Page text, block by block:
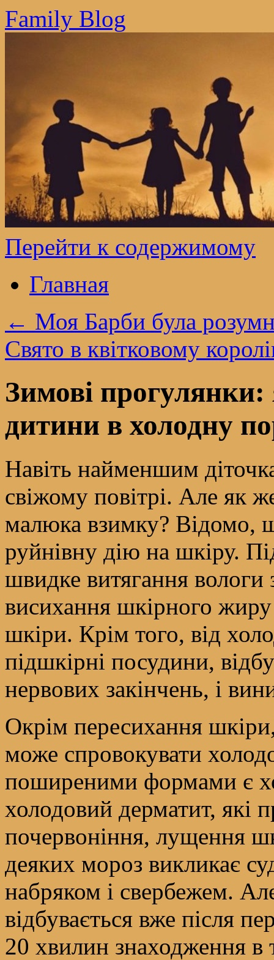
Family Blog
Перейти к содержимому
Главная
← Моя Барби була
Свято в квітковому
Зимові
дитини в холодну
Навіть найменшим
свіжому повітрі. Але як
малюка взимку? Відомо,
руйнівну дію на шкіру.
швидке витягання вологи
висихання шкірного жиру
шкіри. Крім того, від
підшкірні посудини,
нервових закінчень, і
Окрім пересихання
може спровокувати
поширеними формами є
холодовий дерматит, які
почервоніння, лущення
деяких мороз викликає
набряком і свербежем.
відбувається вже після
20 хвилин знаходження